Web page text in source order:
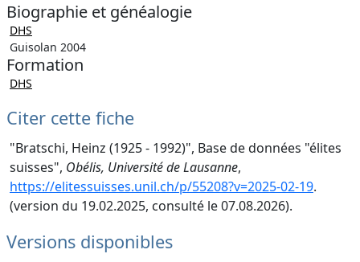
Biographie et généalogie
DHS
Guisolan 2004
Formation
DHS
Citer cette fiche
"Bratschi, Heinz (1925 - 1992)", Base de données "élites
suisses", Obélis, Université de Lausanne,
https://elitessuisses.unil.ch/p/55208?v=2025-02-19.
(version du 19.02.2025, consulté le 07.08.2026).
Versions disponibles